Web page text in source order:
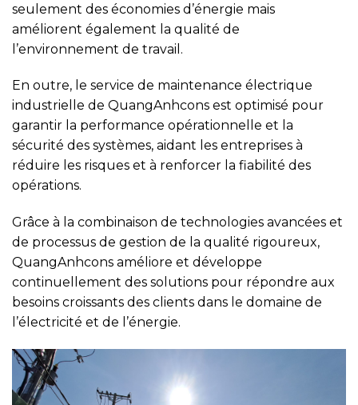
seulement des économies d’énergie mais
améliorent également la qualité de
l’environnement de travail.
En outre, le service de maintenance électrique
industrielle de QuangAnhcons est optimisé pour
garantir la performance opérationnelle et la
sécurité des systèmes, aidant les entreprises à
réduire les risques et à renforcer la fiabilité des
opérations.
Grâce à la combinaison de technologies avancées et
de processus de gestion de la qualité rigoureux,
QuangAnhcons améliore et développe
continuellement des solutions pour répondre aux
besoins croissants des clients dans le domaine de
l’électricité et de l’énergie.